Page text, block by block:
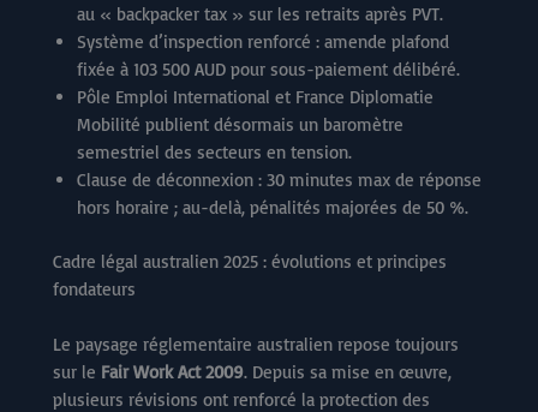
au « backpacker tax » sur les retraits après PVT.
Système d’inspection renforcé : amende plafond
fixée à 103 500 AUD pour sous-paiement délibéré.
Pôle Emploi International et France Diplomatie
Mobilité publient désormais un baromètre
semestriel des secteurs en tension.
Clause de déconnexion : 30 minutes max de réponse
hors horaire ; au-delà, pénalités majorées de 50 %.
Cadre légal australien 2025 : évolutions et principes
fondateurs
Le paysage réglementaire australien repose toujours
sur le Fair Work Act 2009. Depuis sa mise en œuvre,
plusieurs révisions ont renforcé la protection des